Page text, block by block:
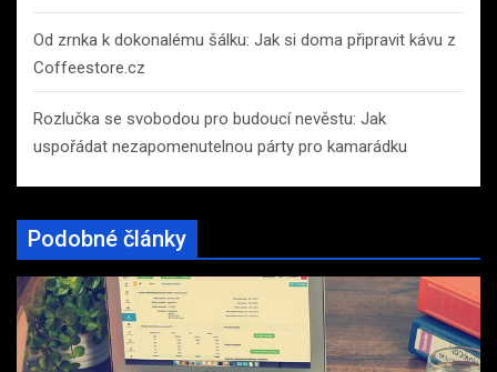
Od zrnka k dokonalému šálku: Jak si doma připravit kávu z
Coffeestore.cz
Rozlučka se svobodou pro budoucí nevěstu: Jak
uspořádat nezapomenutelnou párty pro kamarádku
Podobné články